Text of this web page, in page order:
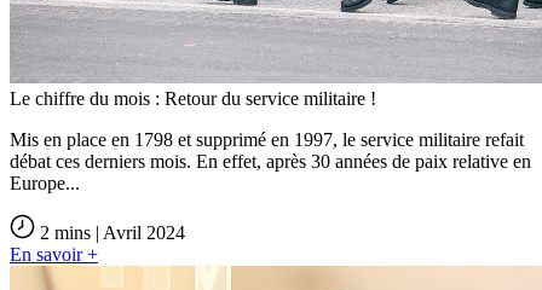
Le chiffre du mois : Retour du service militaire !
Mis en place en 1798 et supprimé en 1997, le service militaire refait
débat ces derniers mois. En effet, après 30 années de paix relative en
Europe...
2 mins | Avril 2024
En savoir +